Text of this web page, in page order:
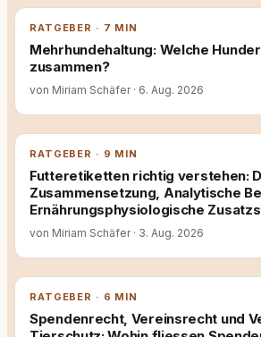
RATGEBER · 7 MIN
Mehrhundehaltung: Welche
zusammen?
von Miriam Schäfer · 6. Aug. 2026
RATGEBER · 9 MIN
Futteretiketten richtig verstehen:
Zusammensetzung, Analytische
Ernährungsphysiologische
von Miriam Schäfer · 3. Aug. 2026
RATGEBER · 6 MIN
Spendenrecht, Vereinsrecht und